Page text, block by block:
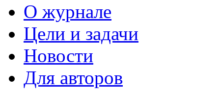
О журнале
Цели и задачи
Новости
Для авторов